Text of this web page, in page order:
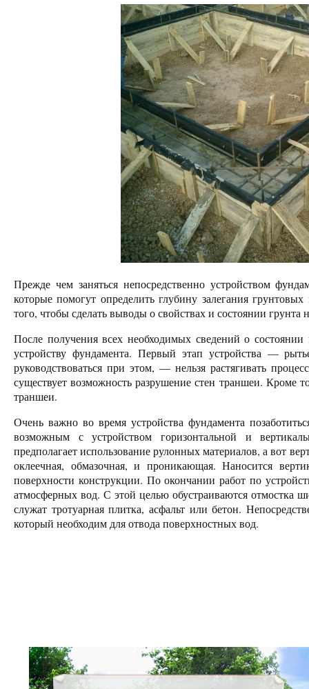
Прежде чем заняться непосредственно устройством
которые помогут определить глубину залегания
того, чтобы сделать выводы о свойствах и состоянии грунта
После получения всех необходимых сведений о
устройству фундамента. Первый этап устройства —
руководствоваться при этом, — нельзя растягивать
существует возможность разрушение стен траншеи. Кроме
траншеи.
Очень важно во время устройства фундамента
возможным с устройством горизонтальной и
предполагает использование рулонных материалов, а вот
оклеечная, обмазочная, и проникающая. Наносится
поверхности конструкции. По окончании работ по
атмосферных вод. С этой целью обустраиваются отмостка
служат тротуарная плитка, асфальт или бетон.
который необходим для отвода поверхностных вод.